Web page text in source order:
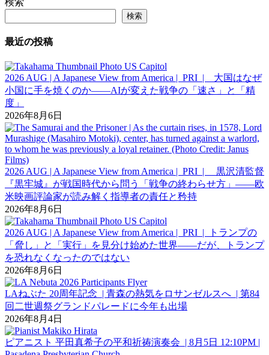
検索
最近の投稿
2026 AUG | A Japanese View from America | PRI | 大国はなぜ
小国に手を焼くのか――AIが変えた戦争の「速さ」と「精
度」
2026年8月6日
2026 AUG | A Japanese View from America | PRI | 黒沢清監督
『黒牢城』が戦国時代から問う「戦争の終わらせ方」――欧
米映画評論家が読み解く指導者の責任と矜持
2026年8月6日
2026 AUG | A Japanese View from America | PRI | トランプの
「脅し」と「実行」を見分け始めた世界――だが、トランプ
を恐れなくなったのではない
2026年8月6日
LAねぶた 20周年記念 | 青森の熱気をロサンゼルスへ | 第84
回二世週祭グランドパレードに今年も出場
2026年8月4日
ピアニスト 平田真希子の平和祈祷演奏会 | 8月5日 12:10PM |